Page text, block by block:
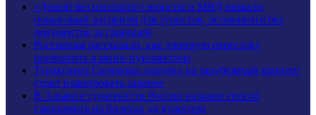
«Домой без паспорта»: юристы и МВД назвали
пошаговый алгоритм для туристов, оставшихся без
документов за границей
Россиянам рассказали, как длинную пересадку
превратить в мини-путешествие
Турэксперт Сидорова: поездку на зарубежный концерт
стоит планировать заранее
В Альянсе турагентств России назвали способ
сэкономить на билетах до курортов